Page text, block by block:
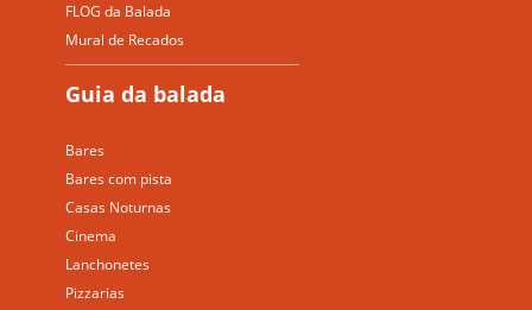
FLOG da Balada
Mural de Recados
Guia da balada
Bares
Bares com pista
Casas Noturnas
Cinema
Lanchonetes
Pizzarias